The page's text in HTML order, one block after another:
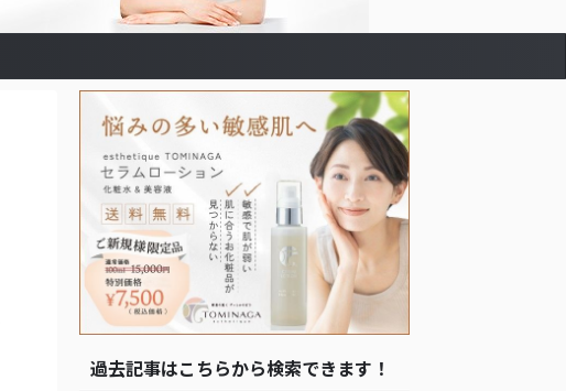
過去記事はこちらから検索できます！